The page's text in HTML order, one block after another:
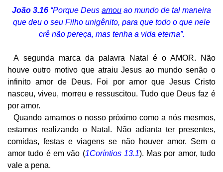
João 3.16 “Porque Deus amou ao mundo de tal maneira
que deu o seu Filho unigênito, para que todo o que nele
crê não pereça, mas tenha a vida eterna”.
A segunda marca da palavra Natal é o AMOR. Não
houve outro motivo que atraiu Jesus ao mundo senão o
infinito amor de Deus. Foi por amor que Jesus Cristo
nasceu, viveu, morreu e ressuscitou. Tudo que Deus faz é
por amor.
Quando amamos o nosso próximo como a nós mesmos,
estamos realizando o Natal. Não adianta ter presentes,
comidas, festas e viagens se não houver amor. Sem o
amor tudo é em vão (1Coríntios 13.1). Mas por amor, tudo
vale a pena.